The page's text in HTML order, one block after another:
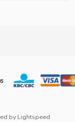
by Lightspeed